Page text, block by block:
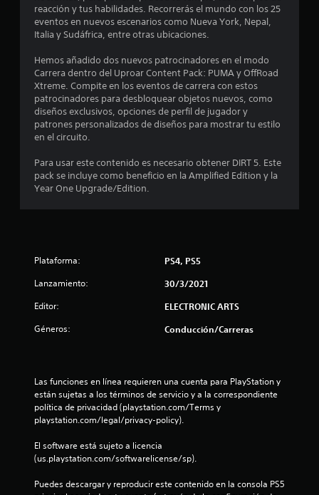
e
l
a
s
e
c
t
reacción y tus habilidades. Recorrerás el mundo con los 25
eventos en nuevos escenarios como Nueva York, Nepal,
Italia y Sudáfrica, entre otras ubicaciones.
Hemos añadido dos nuevos patrocinadores en el modo
Carrera dentro del Uproar Content Pack: PUMA y OffRoad
Xtreme. Compite en los eventos de carrera con estos
patrocinadores para desbloquear objetos nuevos, como
diseños exclusivos, opciones de perfil de jugador y
patrones personalizados de diseños para mostrar tu estilo
en el circuito.
Para usar este contenido es necesario obtener DIRT 5. Este
pack se incluye como beneficio en la Amplified Edition y la
Year One Upgrade/Edition.
Plataforma: PS4, PS5
Lanzamiento: 30/3/2021
Editor: ELECTRONIC ARTS
Géneros: Conducción/Carreras
Las funciones en línea requieren una cuenta para PlayStation y
están sujetas a los términos de servicio y a la correspondiente
política de privacidad (playstation.com/Terms y
playstation.com/legal/privacy-policy).
El software está sujeto a licencia
(us.playstation.com/softwarelicense/sp).
Puedes descargar y reproducir este contenido en la consola PS5